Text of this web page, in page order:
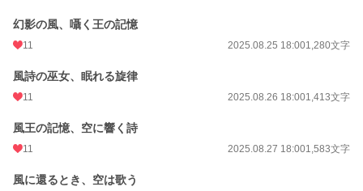
幻影の風、囁く王の記憶
11 2025.08.25 18:001,280文字
風詩の巫女、眠れる旋律
11 2025.08.26 18:001,413文字
風王の記憶、空に響く詩
11 2025.08.27 18:001,583文字
風に還るとき、空は歌う